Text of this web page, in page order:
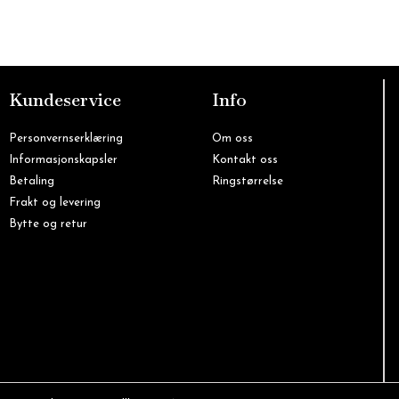
Kundeservice
Personvernserklæring
Informasjonskapsler
Betaling
Frakt og levering
Bytte og retur
Info
Om oss
Kontakt oss
Ringstørrelse